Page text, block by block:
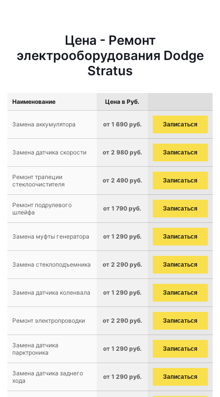
Цена - Ремонт
электрооборудования Dodge
Stratus
Наименование Цена в Руб.
Замена аккумулятора от 1 690 руб. Записаться
Замена датчика скорости от 2 980 руб. Записаться
Ремонт трапеции
стеклоочистителя
от 2 490 руб. Записаться
Ремонт подрулевого
шлейфа
от 1 790 руб. Записаться
Замена муфты генератора от 1 290 руб. Записаться
Замена стеклоподъемника от 2 290 руб. Записаться
Замена датчика коленвала от 1 290 руб. Записаться
Ремонт электропроводки от 2 290 руб. Записаться
Замена датчика
парктроника
от 1 290 руб. Записаться
Замена датчика заднего
хода
от 1 290 руб. Записаться